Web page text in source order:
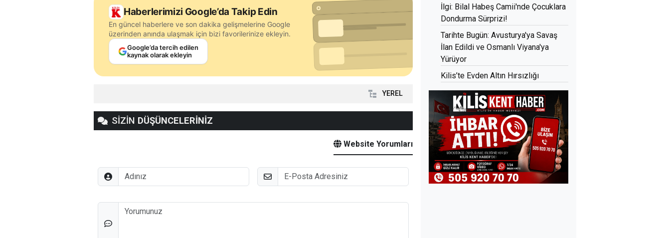
Haberlerimizi Google’da Takip Edin
En güncel haberlere ve son dakika gelişmelerine Google
üzerinden anında ulaşmak için bizi favorilerinize ekleyin.
Google’da tercih edilen
kaynak olarak ekleyin
YEREL
SİZİN DÜŞÜNCELERİNİZ
Website Yorumları
Adınız E-Posta
Düşünceleriniz
İlgi: Bilal Habeş Camii'nde Çocuklara
Dondurma Sürprizi!
Tarihte Bugün: Avusturya'ya Savaş
İlan Edildi ve Osmanlı Viyana'ya
Yürüyor
Kilis’te Evden Altın Hırsızlığı